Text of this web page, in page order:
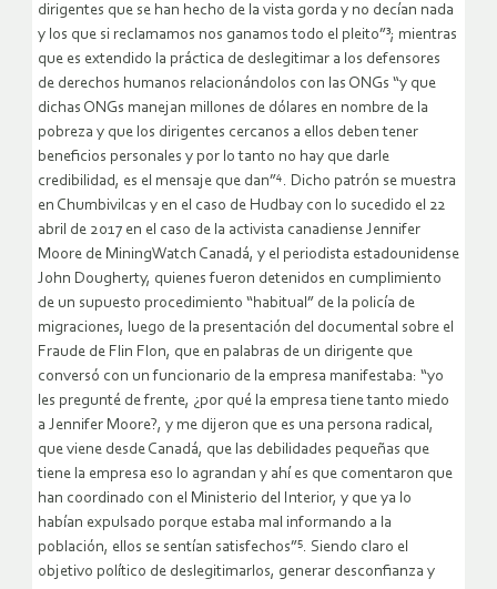
dirigentes que se han hecho de la vista gorda y no decían nada
y los que si reclamamos nos ganamos todo el pleito”³; mientras
que es extendido la práctica de deslegitimar a los defensores
de derechos humanos relacionándolos con las ONGs “y que
dichas ONGs manejan millones de dólares en nombre de la
pobreza y que los dirigentes cercanos a ellos deben tener
beneficios personales y por lo tanto no hay que darle
credibilidad, es el mensaje que dan”4. Dicho patrón se muestra
en Chumbivilcas y en el caso de Hudbay con lo sucedido el 22
abril de 2017 en el caso de la activista canadiense Jennifer
Moore de MiningWatch Canadá, y el periodista estadounidense
John Dougherty, quienes fueron detenidos en cumplimiento
de un supuesto procedimiento “habitual” de la policía de
migraciones, luego de la presentación del documental sobre el
Fraude de Flin Flon, que en palabras de un dirigente que
conversó con un funcionario de la empresa manifestaba: “yo
les pregunté de frente, ¿por qué la empresa tiene tanto miedo
a Jennifer Moore?, y me dijeron que es una persona radical,
que viene desde Canadá, que las debilidades pequeñas que
tiene la empresa eso lo agrandan y ahí es que comentaron que
han coordinado con el Ministerio del Interior, y que ya lo
habían expulsado porque estaba mal informando a la
población, ellos se sentían satisfechos”5. Siendo claro el
objetivo político de deslegitimarlos, generar desconfianza y